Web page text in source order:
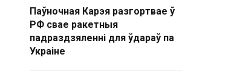
Паўночная Карэя разгортвае ў
РФ свае ракетныя
падраздзяленні для ўдараў па
Украіне